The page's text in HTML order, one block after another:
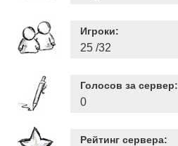
Игроки:
25 /32
Голосов за сервер:
0
Рейтинг сервера: